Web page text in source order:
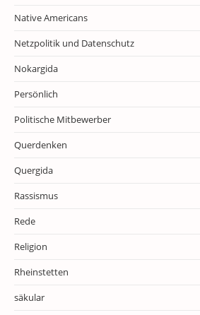
Native Americans
Netzpolitik und Datenschutz
Nokargida
Persönlich
Politische Mitbewerber
Querdenken
Quergida
Rassismus
Rede
Religion
Rheinstetten
säkular